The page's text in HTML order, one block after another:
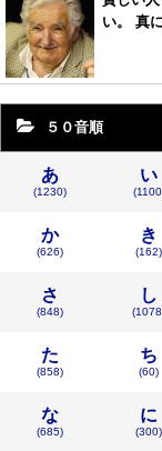
い。 真
５０音順
あ
(1230)
い
か
(626)
き
(162)
さ
(848)
し
た
(858)
ち
(60)
な
(685)
に
(300)